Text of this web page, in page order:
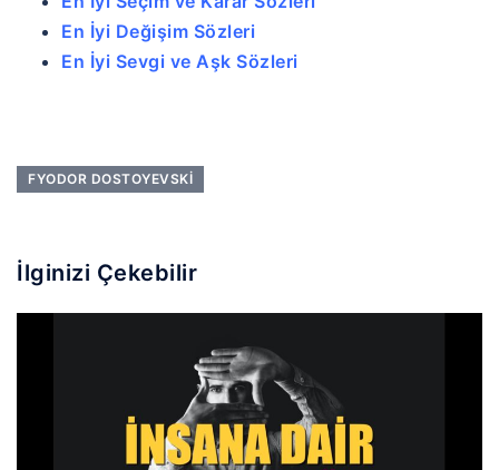
En İyi Değişim Sözleri
En İyi Sevgi ve Aşk Sözleri
FYODOR DOSTOYEVSKI
İlginizi Çekebilir